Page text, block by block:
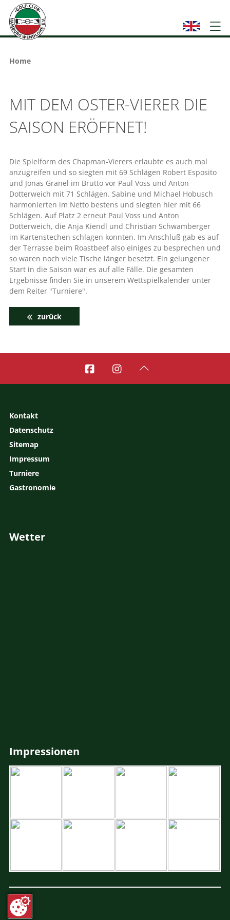
Home
MIT DEM OSTER-VIERER DIE
SAISON ERÖFFNET!
Die Spielform des Chapman-Vierers erlaubte es auch mal
anzugreifen und so siegten mit 69 Schlägen Robert Esposito
und Jonas Granel im Brutto vor Paul Voss und Anton
Dotterweich mit 71 Schlägen. Sabine und Michael Hobusch
harmonierten im Netto bestens und siegten hier mit 66
Schlägen. Auf Platz 2 erneut Paul Voss und Anton
Dotterweich, die Anja Kiendl und Christian Schwamberger
im Kartenstechen schlagen konnten. Im Anschluß gab es auf
der Terrasse beim Roastbeef also einiges zu besprechen und
so waren noch viele Tische länger besetzt. Ein gelungener
Start in die Saison war es auf alle Fälle. Die gesamten
Ergebnisse finden Sie in unserem Wettspielkalender unter
dem Reiter "Turniere".
zurück
  
Kontakt
Datenschutz
Sitemap
Impressum
Turniere
Gastronomie
Wetter
Impressionen